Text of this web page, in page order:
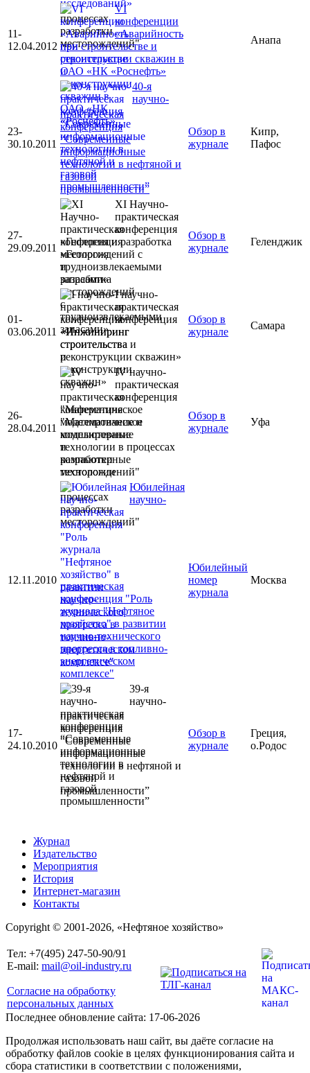
11-
12.04.2012
VI
конференции
«Аварийность
при строительстве и
реконструкции скважин в
ОАО «НК «Роснефть»
Анапа
23-
30.10.2011
40-я
научно-
практическая
конференция
“Современные
информационные
технологии в нефтяной и
газовой
промышленности”
Обзор в
журнале
Кипр,
Пафос
27-
29.09.2011
XI Научно-
практическая
конференция
«Геология и разработка
месторождений с
трудноизвлекаемыми
запасами»
Обзор в
журнале
Геленджик
01-
03.06.2011
I научно-
практическая
конференция
«Инжиниринг
строительства и
реконструкции скважин»
Обзор в
журнале
Самара
26-
28.04.2011
IV научно-
практическая
конференция
"Математическое
моделирование и
компьютерные
технологии в процессах
разработки
месторождений"
Обзор в
журнале
Уфа
12.11.2010
Юбилейная
научно-
практическая
конференция "Роль
журнала "Нефтяное
хозяйство" в развитии
научно-технического
прогресса в топливно-
энергетическом
комплексе"
Юбилейный
номер
журнала
Москва
17-
24.10.2010
39-я
научно-
практическая
конференция
“Современные
информационные
технологии в нефтяной и
газовой
промышленности”
Обзор в
журнале
Греция,
о.Родос
Журнал
Издательство
Мероприятия
История
Интернет-магазин
Контакты
Copyright © 2001-2026, «Нефтяное хозяйство»
Тел: +7(495) 247-50-90/91
E-mail: mail@oil-industry.ru
Согласие на обработку
персональных данных
Последнее обновление сайта: 17-06-2026
Продолжая использовать наш сайт, вы даёте согласие на
обработку файлов cookie в целях функционирования сайта и
сбора статистики в соответствии с положениями,